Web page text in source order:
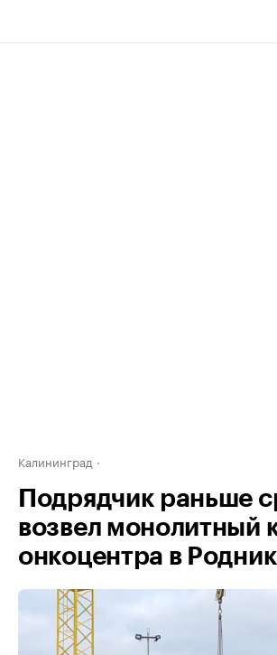
Калининград
Подрядчик раньше
возвел монолитный
онкоцентра в